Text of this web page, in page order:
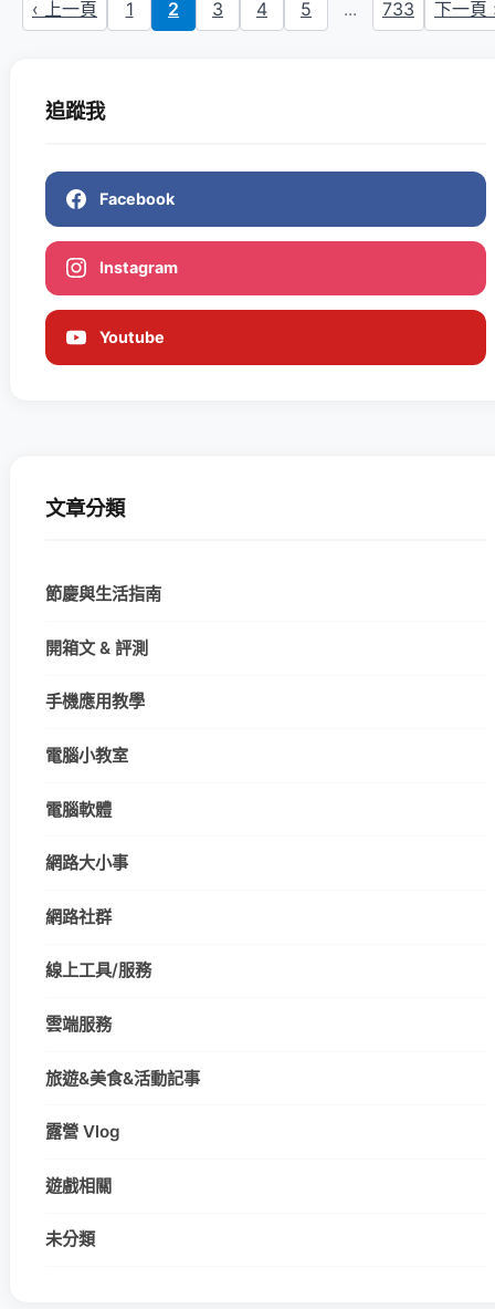
‹ 上一頁 1 2 3 4 5 ... 733 下一頁
追蹤我
Facebook
Instagram
Youtube
文章分類
節慶與生活指南
開箱文 & 評測
手機應用教學
電腦小教室
電腦軟體
網路大小事
網路社群
線上工具/服務
雲端服務
旅遊&美食&活動記事
露營 Vlog
遊戲相關
未分類